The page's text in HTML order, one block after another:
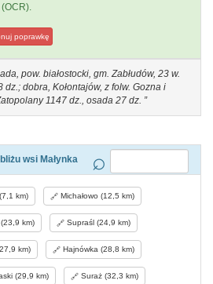
poprawkę
pow. białostocki, gm. Zabłudów, 23 w.
dz.; dobra, Kołontajów, z folw. Gozna i
1147 dz., osada 27 dz.
wsi Małynka
km) Michałowo (12,5 km)
km) Supraśl (24,9 km)
km) Hajnówka (28,8 km)
(29,9 km) Suraż (32,3 km)